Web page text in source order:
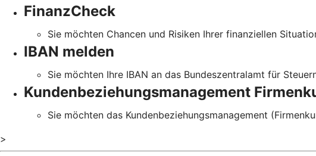
FinanzCheck
Sie möchten Chancen und Risiken Ihrer finanziellen
IBAN melden
Sie möchten Ihre IBAN an das Bundeszentralamt für
Kundenbeziehungsmanagement
Sie möchten das Kundenbeziehungsmanagement
>